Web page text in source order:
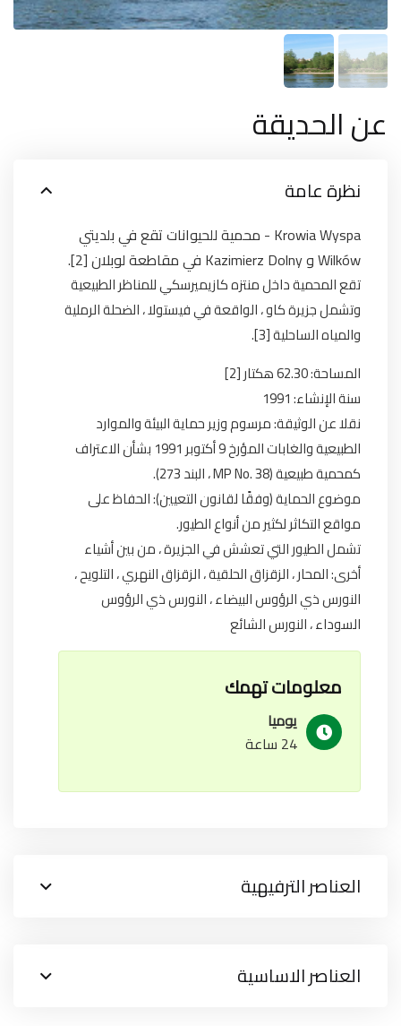
عن الحديقة
نظرة عامة
Krowia Wyspa - محمية للحيوانات تقع في بلديتي
Wilków و Kazimierz Dolny في مقاطعة لوبلان [2].
تقع المحمية داخل منتزه كازيميرسكي للمناظر الطبيعية
وتشمل جزيرة كاو ، الواقعة في فيستولا ، الضحلة الرملية
والمياه الساحلية [3].
المساحة: 62.30 هكتار [2]
سنة الإنشاء: 1991
نقلا عن الوثيقة: مرسوم وزير حماية البيئة والموارد
الطبيعية والغابات المؤرخ 9 أكتوبر 1991 بشأن الاعتراف
كمحمية طبيعية (MP No. 38 ، البند 273).
موضوع الحماية (وفقًا لقانون التعيين): الحفاظ على
مواقع التكاثر لكثير من أنواع الطيور.
تشمل الطيور التي تعشش في الجزيرة ، من بين أشياء
أخرى: المحار ، الزقزاق الحلقية ، الزقزاق النهري ، التلويح ،
النورس ذي الرؤوس البيضاء ، النورس ذي الرؤوس
السوداء ، النورس الشائع
معلومات تهمك
يوميا
24 ساعة
العناصر الترفيهية
العناصر الاساسية